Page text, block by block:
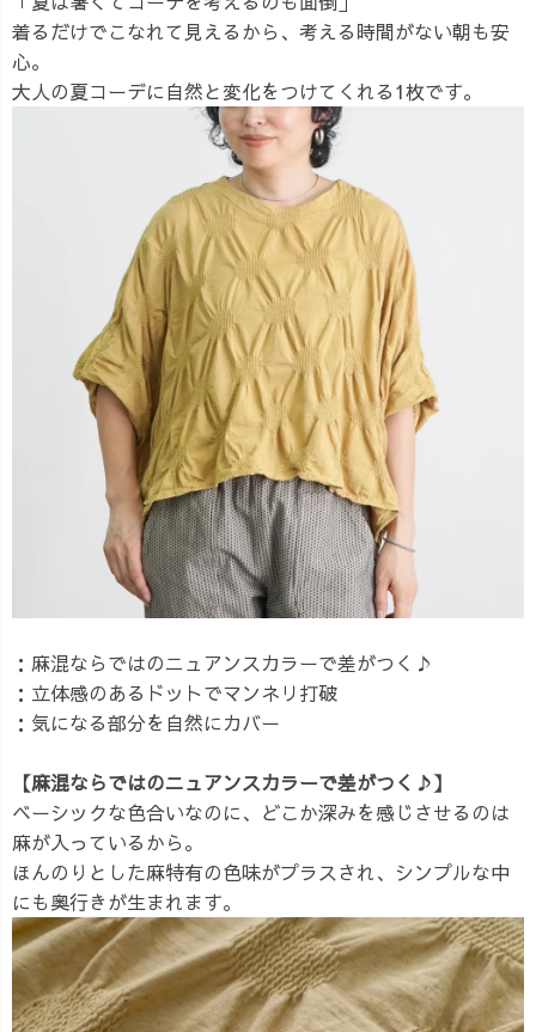
着るだけでこなれて見えるから、考える時間がない朝も安
心。
大人の夏コーデに自然と変化をつけてくれる1枚です。
：麻混ならではのニュアンスカラーで差がつく♪
：立体感のあるドットでマンネリ打破
：気になる部分を自然にカバー
【麻混ならではのニュアンスカラーで差がつく♪】
ベーシックな色合いなのに、どこか深みを感じさせるのは
麻が入っているから。
ほんのりとした麻特有の色味がプラスされ、シンプルな中
にも奥行きが生まれます。